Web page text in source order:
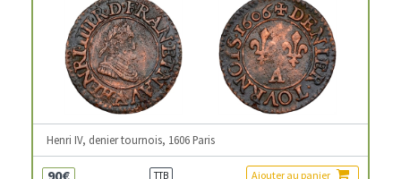
Henri IV, denier tournois, 1606 Paris
90€ TTB Ajouter au panier